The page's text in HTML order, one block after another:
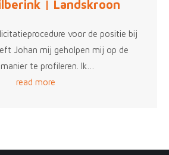
| Landskroon
voor de positie bij
Johan mij geholpen mij op de
te profileren. Ik…
read more